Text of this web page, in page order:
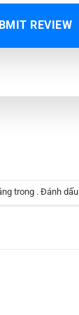
REVIEW
trong . Đánh dấu